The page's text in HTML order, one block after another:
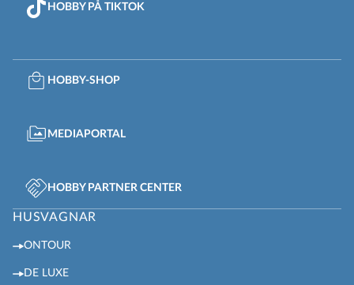
HOBBY PÅ TIKTOK
HOBBY-SHOP
MEDIAPORTAL
HOBBY PARTNER CENTER
HUSVAGNAR
ONTOUR
DE LUXE